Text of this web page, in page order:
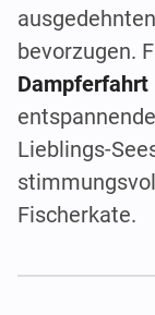
bevorzugen.
Dampferfahrt
Lieblings-
Fischerkate.